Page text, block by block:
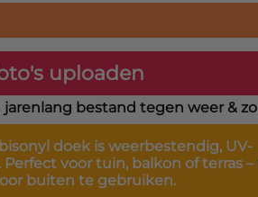
uploaden
bestand tegen weer &
doek is weerbestendig, UV-
. Perfect voor tuin, balkon of terras
buiten te gebruiken.